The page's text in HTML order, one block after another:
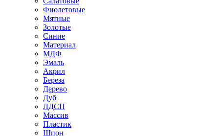
Фиолетовые
Мятные
Золотые
Синие
Материал
МДФ
Эмаль
Акрил
Береза
Дерево
Дуб
ЛДСП
Массив
Пластик
Шпон